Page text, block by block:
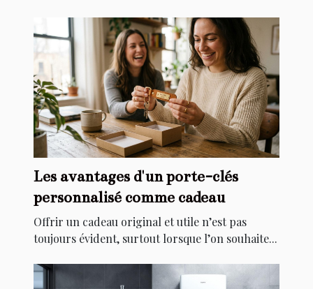
Les avantages d'un porte-clés
personnalisé comme cadeau
Offrir un cadeau original et utile n’est pas
toujours évident, surtout lorsque l’on souhaite...